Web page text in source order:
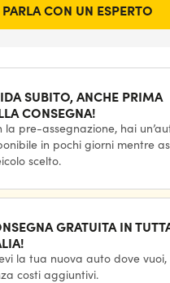
PARLA CON UN ESPERTO
SUBITO, ANCHE PRIMA
CONSEGNA!
la pre-assegnazione, hai
in pochi giorni mentre
scelto.
GRATUITA IN
la tua nuova auto dove vuoi,
costi aggiuntivi.